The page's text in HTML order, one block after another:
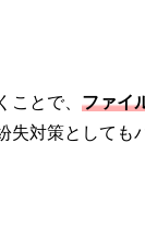
とで、 ファイ
対策としても